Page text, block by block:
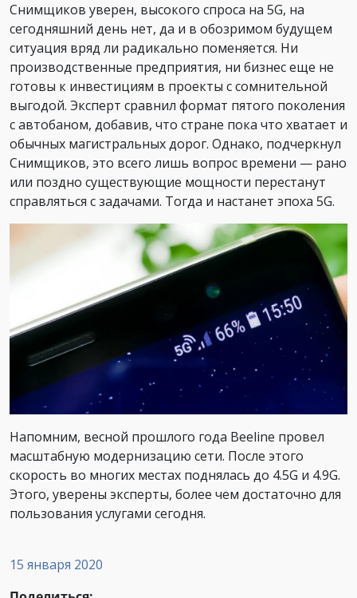
15 января 2020
Снимщиков уверен, высокого спроса на 5G, на
сегодняшний день нет, да и в обозримом будущем
ситуация вряд ли радикально поменяется. Ни
производственные предприятия, ни бизнес еще не
готовы к инвестициям в проекты с сомнительной
выгодой. Эксперт сравнил формат пятого поколения
с автобаном, добавив, что стране пока что хватает и
обычных магистральных дорог. Однако, подчеркнул
Снимщиков, это всего лишь вопрос времени — рано
или поздно существующие мощности перестанут
справляться с задачами. Тогда и настанет эпоха 5G.
Напомним, весной прошлого года Beeline провел
масштабную модернизацию сети. После этого
скорость во многих местах поднялась до 4.5G и 4.9G.
Этого, уверены эксперты, более чем достаточно для
пользования услугами сегодня.